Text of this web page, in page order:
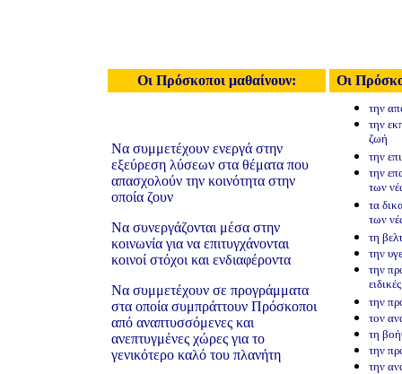
Οι Πρόσκοποι μαθαίνουν: Οι
Να συμμετέχουν ενεργά στην
εξεύρεση λύσεων στα θέματα που
απασχολούν την κοινότητα στην
οποία ζουν
Να συνεργάζονται μέσα στην
κοινωνία για να επιτυγχάνονται
κοινοί στόχοι και ενδιαφέροντα
Να συμμετέχουν σε προγράμματα
στα οποία συμπράττουν Πρόσκοποι
από αναπτυσσόμενες και
ανεπτυγμένες χώρες για το
γενικότερο καλό του πλανήτη
την
την
ζωή
την
την
των
τα
των
τη
την
την
την
τον
τη
την
την